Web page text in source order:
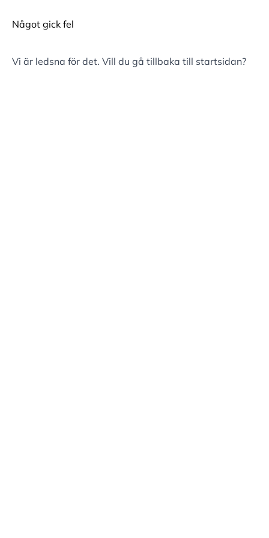
Något gick fel
Vi är ledsna för det. Vill du gå tillbaka till startsidan?